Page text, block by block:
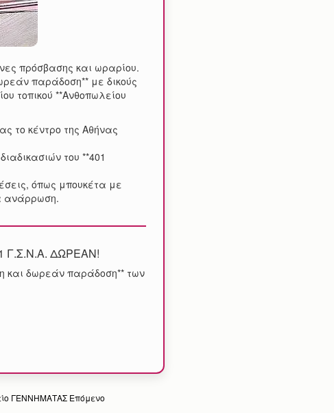
πρόσβασης και ωραρίου.
παράδοση** με δικούς
τοπικού **Ανθοπωλείου
το κέντρο της Αθήνας
του **401
όπως μπουκέτα με
ανάρρωση.
Γ.Σ.Ν.Α. ΔΩΡΕΑΝ!
και δωρεάν παράδοση** των
ΓΕΝΝΗΜΑΤΑΣ Επόμενο